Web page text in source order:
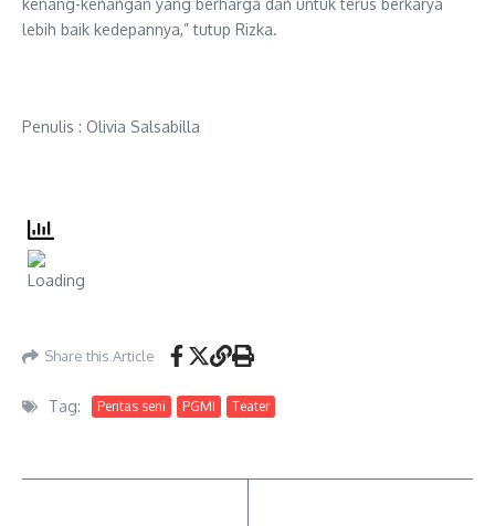
kenang-kenangan yang berharga dan untuk terus berkarya
lebih baik kedepannya,” tutup Rizka.
Penulis : Olivia Salsabilla
Share this Article
Tag: Pentas seni PGMI Teater